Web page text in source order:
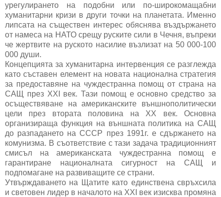
урегулирането на подобни или по-широкомащабни
хуманитарни кризи в други точки на планетата. Именно
липсата на съществен интерес обяснява въздържането
от намеса на НАТО срещу руските сили в Чечня, въпреки
че жертвите на руското насилие възлизат на 50 000-100
000 души.
Концепцията за хуманитарна интервенция се разглежда
като съставен елемент на новата национална стратегия
за предоставяне на чуждестранна помощ от страна на
САЩ през XXI век. Тази помощ е основно средство за
осъществяване на американските външнополитически
цели през втората половина на XX век. Основна
организираща функция на външната политика на САЩ
до разпадането на СССР през 1991г. е сдържането на
комунизма. В съответствие с тази задача традиционният
смисъл на американската чуждестранна помощ е
гарантиране националната сигурност на САЩ и
подпомагане на развиващите се страни.
Утвърждаването на Щатите като единствена свръхсила
и световен лидер в началото на XXI век изисква промяна